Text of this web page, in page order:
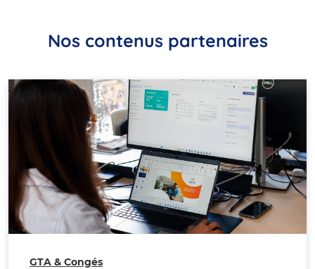
Nos contenus partenaires
GTA & Congés